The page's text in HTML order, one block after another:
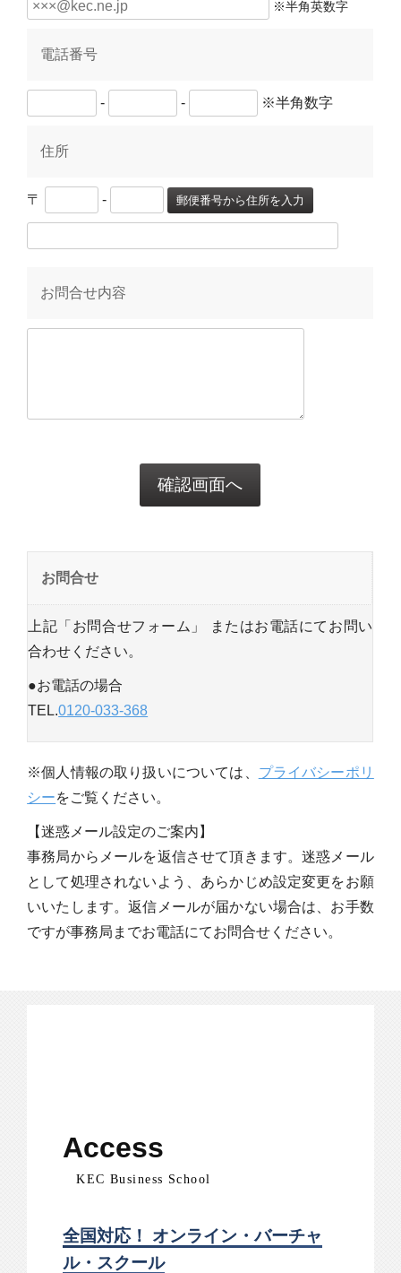
※半角英数字
電話番号
- - ※半角数字
住所
〒 - 郵便番号から住所を入力
お問合せ内容
お問合せ
上記「お問合せフォーム」 またはお電話にてお問い
合わせください。
●お電話の場合
TEL.0120-033-368
※個人情報の取り扱いについては、 プライバシーポリ
シーをご覧ください。
【迷惑メール設定のご案内】
事務局からメールを返信させて頂きます。迷惑メール
として処理されないよう、あらかじめ設定変更をお願
いいたします。返信メールが届かない場合は、お手数
ですが事務局までお電話にてお問合せください。
Access
KEC Business School
全国対応！ オンライン・バーチャ
ル・スクール